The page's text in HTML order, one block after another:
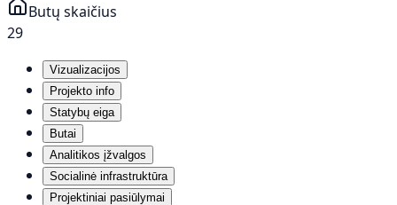
Butų skaičius
29
Vizualizacijos
Projekto info
Statybų eiga
Butai
Analitikos įžvalgos
Socialinė infrastruktūra
Projektiniai pasiūlymai